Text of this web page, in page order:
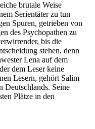
brutale Weise
Serientäter zu tun
Spuren, getrieben von
des Psychopathen zu
bis die
stehen, denn
Lena auf dem
dem Leser keine
Lesern, gehört Salim
Deutschlands. Seine
Plätze in den